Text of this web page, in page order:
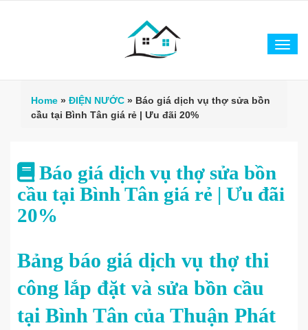
Home » ĐIỆN NƯỚC » Báo giá dịch vụ thợ sửa bồn
cầu tại Bình Tân giá rẻ | Ưu đãi 20%
Báo giá dịch vụ thợ sửa bồn
cầu tại Bình Tân giá rẻ | Ưu đãi
20%
Bảng báo giá dịch vụ thợ thi
công lắp đặt và sửa bồn cầu
tại Bình Tân của Thuận Phát